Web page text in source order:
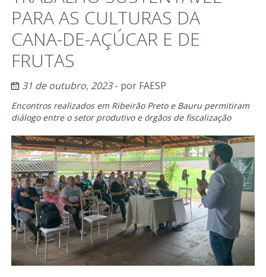
PARA AS CULTURAS DA
CANA-DE-AÇÚCAR E DE
FRUTAS
31 de outubro, 2023- por FAESP
Encontros realizados em Ribeirão Preto e Bauru permitiram
diálogo entre o setor produtivo e órgãos de fiscalização